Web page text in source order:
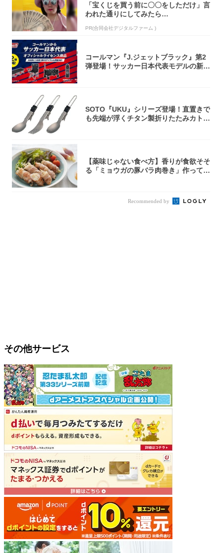
「宝くじを買う前に〇〇をしただけ」言
われた通りにしてみたら…
PR(合同会社デジタルファーム )
コールマン『J.ジェットブラック』第2
弾登場！サッカー日本代表モデルの新作
SOTO『UKU』シリーズ登場！直置きで
も先端が浮くチタン製折りたたみカトラ
【薬味じゃない食べ方】香りが食欲そそ
る「ミョウガの豚バラ肉巻き」作ってみ
Recommended by
その他サービス